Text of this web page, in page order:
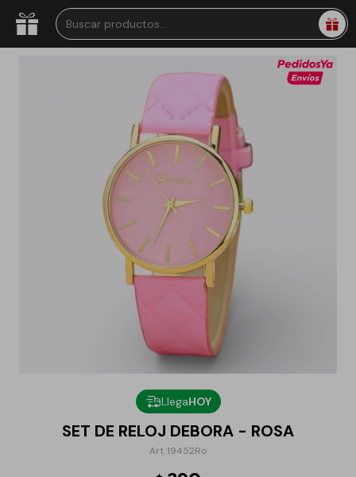
LlegaHOY
SET DE RELOJ DEBORA - ROSA
19452Ro